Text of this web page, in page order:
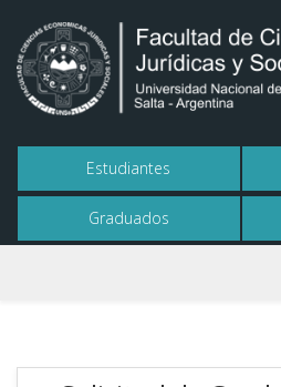
Estudiantes
Graduados